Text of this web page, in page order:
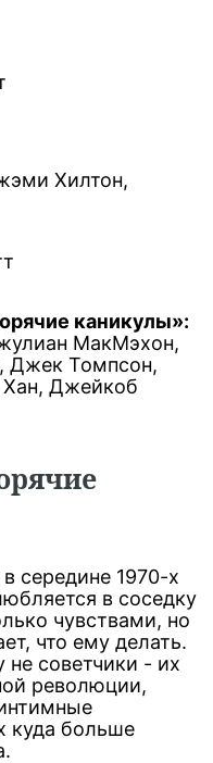
Хилтон,
каникулы»:
МакМэхон,
Джек Томпсон,
Джейкоб
середине 1970-х
в соседку
чувствами, но
что ему делать.
советчики - их
революции,
куда больше